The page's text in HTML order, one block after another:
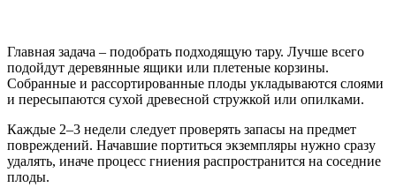
Главная задача – подобрать подходящую тару. Лучше всего
подойдут деревянные ящики или плетеные корзины.
Собранные и рассортированные плоды укладываются слоями
и пересыпаются сухой древесной стружкой или опилками.
Каждые 2–3 недели следует проверять запасы на предмет
повреждений. Начавшие портиться экземпляры нужно сразу
удалять, иначе процесс гниения распространится на соседние
плоды.